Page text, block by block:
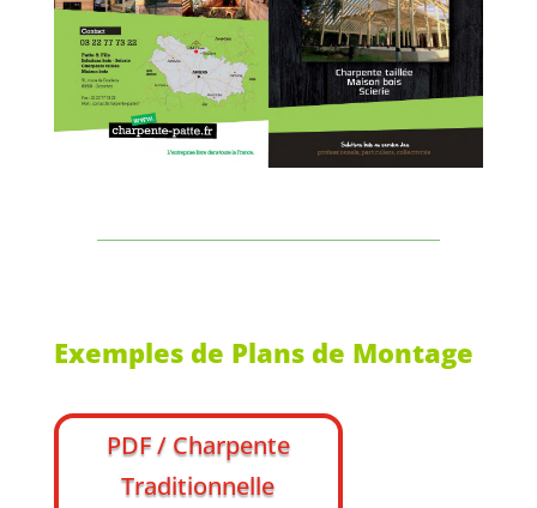
Exemples de Plans de Montage
PDF / Charpente
Traditionnelle